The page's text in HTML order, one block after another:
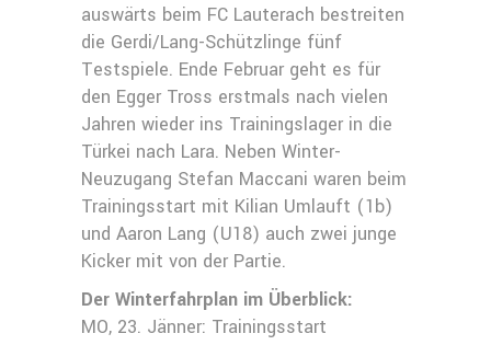
auswärts beim FC Lauterach bestreiten
die Gerdi/Lang-Schützlinge fünf
Testspiele. Ende Februar geht es für
den Egger Tross erstmals nach vielen
Jahren wieder ins Trainingslager in die
Türkei nach Lara. Neben Winter-
Neuzugang Stefan Maccani waren beim
Trainingsstart mit Kilian Umlauft (1b)
und Aaron Lang (U18) auch zwei junge
Kicker mit von der Partie.
Der Winterfahrplan im Überblick:
MO, 23. Jänner: Trainingsstart